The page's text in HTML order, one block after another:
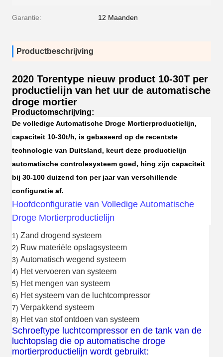
Garantie: 12 Maanden
Productbeschrijving
2020 Torentype nieuw product 10-30T per
productielijn van het uur de automatische
droge mortier
Productomschrijving:
De volledige Automatische Droge Mortierproductielijn,
capaciteit 10-30t/h, is gebaseerd op de recentste
technologie van Duitsland, keurt deze productielijn
automatische controlesysteem goed, hing zijn capaciteit
bij 30-100 duizend ton per jaar van verschillende
configuratie af.
Hoofdconfiguratie van Volledige Automatische
Droge Mortierproductielijn
1) Zand drogend systeem
2) Ruw materiële opslagsysteem
3) Automatisch wegend systeem
4) Het vervoeren van systeem
5) Het mengen van systeem
6) Het systeem van de luchtcompressor
7) Verpakkend systeem
8) Het van stof ontdoen van systeem
Schroeftype luchtcompressor en de tank van de
luchtopslag die op automatische droge
mortierproductielijn wordt gebruikt: